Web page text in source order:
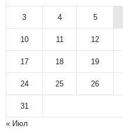
3 4 5
10 11 12
17 18 19
24 25 26
31
« Июл